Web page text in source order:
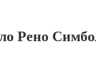
Рено